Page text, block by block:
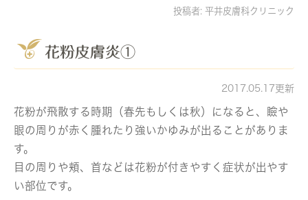
投稿者: 平井皮膚科クリニック
花粉皮膚炎①
2017.05.17更新
花粉が飛散する時期（春先もしくは秋）になると、瞼や
眼の周りが赤く腫れたり強いかゆみが出ることがありま
す。
目の周りや頬、首などは花粉が付きやすく症状が出やす
い部位です。